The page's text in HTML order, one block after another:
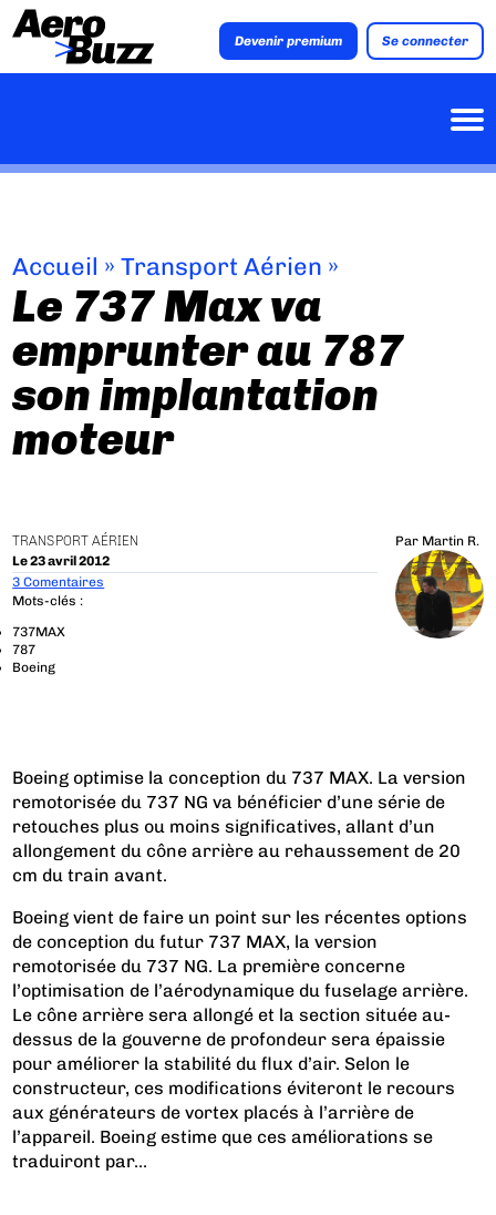
Devenir premium Se connecter
Accueil »Transport Aérien »
Le 737 Max va
emprunter au 787
son implantation
moteur
TRANSPORT AÉRIEN
Le 23 avril 2012
Par Martin R.
3 Comentaires
Mots-clés :
737MAX
787
Boeing
Boeing optimise la conception du 737 MAX. La version
remotorisée du 737 NG va bénéficier d’une série de
retouches plus ou moins significatives, allant d’un
allongement du cône arrière au rehaussement de 20
cm du train avant.
Boeing vient de faire un point sur les récentes options
de conception du futur 737 MAX, la version
remotorisée du 737 NG. La première concerne
l’optimisation de l’aérodynamique du fuselage arrière.
Le cône arrière sera allongé et la section située au-
dessus de la gouverne de profondeur sera épaissie
pour améliorer la stabilité du flux d’air. Selon le
constructeur, ces modifications éviteront le recours
aux générateurs de vortex placés à l’arrière de
l’appareil. Boeing estime que ces améliorations se
traduiront par...